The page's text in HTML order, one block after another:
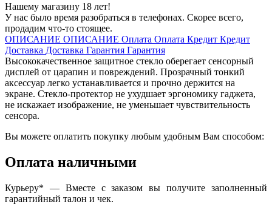
Нашему магазину 18 лет!
У нас было время разобраться в телефонах. Скорее всего,
продадим что-то стоящее.
ОПИСАНИЕ ОПИСАНИЕ Оплата Оплата Кредит Кредит
Доставка Доставка Гарантия Гарантия
Высококачественное защитное стекло оберегает сенсорный
дисплей от царапин и повреждений. Прозрачный тонкий
аксессуар легко устанавливается и прочно держится на
экране. Стекло-протектор не ухудшает эргономику гаджета,
не искажает изображение, не уменьшает чувствительность
сенсора.
Вы можете оплатить покупку любым удобным Вам способом:
Оплата наличными
Курьеру* — Вместе с заказом вы получите заполненный
гарантийный талон и чек.